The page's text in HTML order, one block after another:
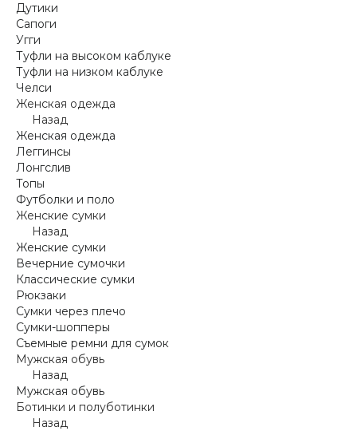
Дутики
Сапоги
Угги
Туфли на высоком каблуке
Туфли на низком каблуке
Челси
Женская одежда
Назад
Женская одежда
Леггинсы
Лонгслив
Топы
Футболки и поло
Женские сумки
Назад
Женские сумки
Вечерние сумочки
Классические сумки
Рюкзаки
Сумки через плечо
Сумки-шопперы
Съемные ремни для сумок
Мужская обувь
Назад
Мужская обувь
Ботинки и полуботинки
Назад